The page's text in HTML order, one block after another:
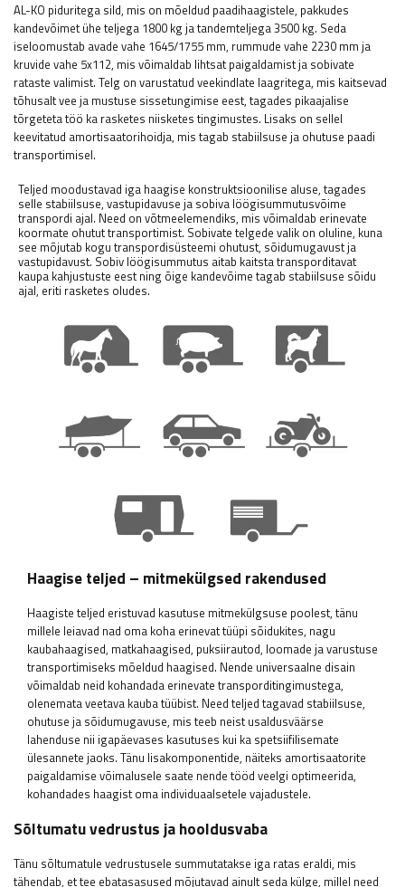
AL-KO piduritega sild, mis on mõeldud paadihaagistele, pakkudes
kandevõimet ühe teljega 1800 kg ja tandemteljega 3500 kg. Seda
iseloomustab avade vahe 1645/1755 mm, rummude vahe 2230 mm ja
kruvide vahe 5x112, mis võimaldab lihtsat paigaldamist ja sobivate
rataste valimist. Telg on varustatud veekindlate laagritega, mis kaitsevad
tõhusalt vee ja mustuse sissetungimise eest, tagades pikaajalise
tõrgeteta töö ka rasketes niisketes tingimustes. Lisaks on sellel
keevitatud amortisaatorihoidja, mis tagab stabiilsuse ja ohutuse paadi
transportimisel.
Teljed moodustavad iga haagise konstruktsioonilise aluse, tagades
selle stabiilsuse, vastupidavuse ja sobiva löögisummutusvõime
transpordi ajal. Need on võtmeelemendiks, mis võimaldab erinevate
koormate ohutut transportimist. Sobivate telgede valik on oluline, kuna
see mõjutab kogu transpordisüsteemi ohutust, sõidumugavust ja
vastupidavust. Sobiv löögisummutus aitab kaitsta transporditavat
kaupa kahjustuste eest ning õige kandevõime tagab stabiilsuse sõidu
ajal, eriti rasketes oludes.
Haagise teljed – mitmekülgsed rakendused
Haagiste teljed eristuvad kasutuse mitmekülgsuse poolest, tänu
millele leiavad nad oma koha erinevat tüüpi sõidukites, nagu
kaubahaagised, matkahaagised, puksiirautod, loomade ja varustuse
transportimiseks mõeldud haagised. Nende universaalne disain
võimaldab neid kohandada erinevate transporditingimustega,
olenemata veetava kauba tüübist. Need teljed tagavad stabiilsuse,
ohutuse ja sõidumugavuse, mis teeb neist usaldusväärse
lahenduse nii igapäevases kasutuses kui ka spetsiifilisemate
ülesannete jaoks. Tänu lisakomponentide, näiteks amortisaatorite
paigaldamise võimalusele saate nende tööd veelgi optimeerida,
kohandades haagist oma individuaalsetele vajadustele.
Sõltumatu vedrustus ja hooldusvaba
Tänu sõltumatule vedrustusele summutatakse iga ratas eraldi, mis
tähendab, et tee ebatasasused mõjutavad ainult seda külge, millel need